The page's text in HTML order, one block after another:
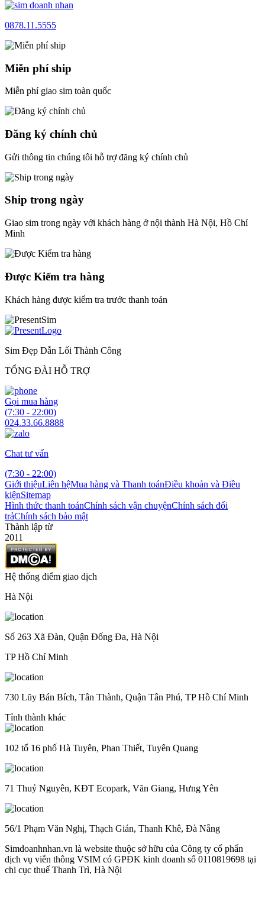
0878.11.5555
Miễn phí ship
Miễn phí giao sim toàn quốc
Đăng ký chính chủ
Gửi thông tin chúng tôi hỗ trợ đăng ký chính chủ
Ship trong ngày
Giao sim trong ngày với khách hàng ở nội thành Hà Nội, Hồ Chí
Minh
Được Kiểm tra hàng
Khách hàng được kiểm tra trước thanh toán
Sim Đẹp Dẫn Lối Thành Công
TỔNG ĐÀI HỖ TRỢ
Gọi mua hàng
(7:30 - 22:00)
024.33.66.8888
Chat tư vấn
(7:30 - 22:00)
Giới thiệuLiên hệMua hàng và Thanh toánĐiều khoản và Điều
kiệnSitemap
Hình thức thanh toánChính sách vận chuyệnChính sách đổi
trảChính sách bảo mật
Thành lập từ
2011
Hệ thống điểm giao dịch
Hà Nội
Số 263 Xã Đàn, Quận Đống Đa, Hà Nội
TP Hồ Chí Minh
730 Lũy Bán Bích, Tân Thành, Quận Tân Phú, TP Hồ Chí Minh
Tỉnh thành khác
102 tổ 16 phố Hà Tuyên, Phan Thiết, Tuyên Quang
71 Thuỷ Nguyên, KĐT Ecopark, Văn Giang, Hưng Yên
56/1 Phạm Văn Nghị, Thạch Gián, Thanh Khê, Đà Nẵng
Simdoanhnhan.vn là website thuộc sở hữu của Công ty cổ phẩn
dịch vụ viễn thông VSIM có GPĐK kinh doanh số 0110819698 tại
chi cục thuế Thanh Trì, Hà Nội